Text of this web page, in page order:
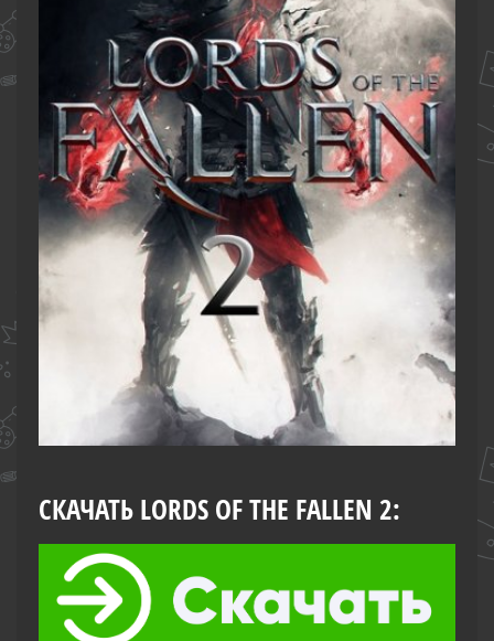
СКАЧАТЬ LORDS OF THE FALLEN 2: